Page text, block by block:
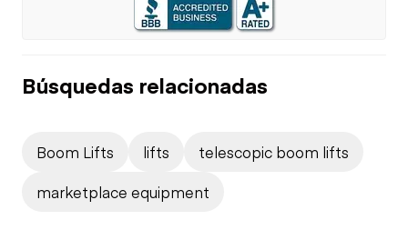
Búsquedas relacionadas
Boom Lifts lifts
telescopic boom lifts
marketplace equipment